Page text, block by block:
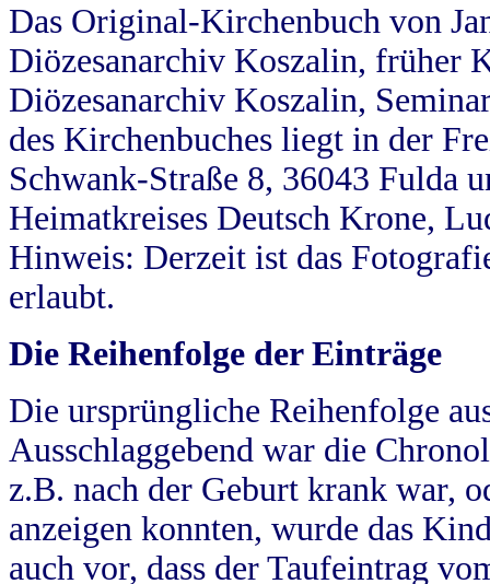
Das Original-Kirchenbuch von
Diözesanarchiv Koszalin, früher
Diözesanarchiv Koszalin,
des Kirchenbuches liegt in der
Schwank-Straße 8, 36043 Fulda
Heimatkreises Deutsch Krone,
Hinweis: Derzeit ist das
erlaubt.
Die Reihenfolge der Einträge
Die ursprüngliche Reihenfolge
Ausschlaggebend war die
z.B. nach der Geburt krank war,
anzeigen konnten, wurde das
auch vor, dass der Taufeintrag